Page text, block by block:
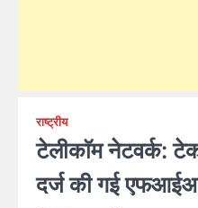
राष्ट्रीय
टेलीकाॅम नेटवर्क:
दर्ज की गई